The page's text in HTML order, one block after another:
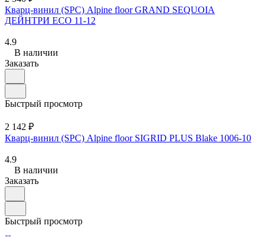
Кварц-винил (SPC) Alpine floor GRAND SEQUOIA
ДЕЙНТРИ ECO 11-12
4.9
В наличии
Заказать
Быстрый просмотр
2 142 ₽
Кварц-винил (SPC) Alpine floor SIGRID PLUS Blake 1006-10
4.9
В наличии
Заказать
Быстрый просмотр